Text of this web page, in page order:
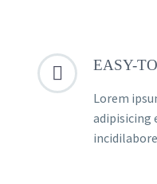

 EASY-
Lorem
adipisicing